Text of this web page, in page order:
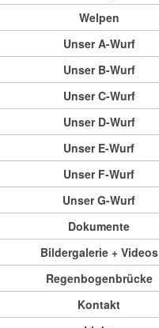
Welpen
Unser A-Wurf
Unser B-Wurf
Unser C-Wurf
Unser D-Wurf
Unser E-Wurf
Unser F-Wurf
Unser G-Wurf
Dokumente
Bildergalerie + Videos
Regenbogenbrücke
Kontakt